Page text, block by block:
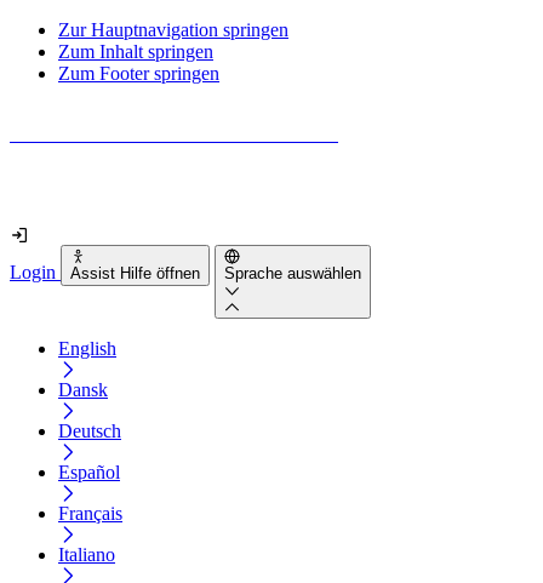
Zur Hauptnavigation springen
Zum Inhalt springen
Zum Footer springen
Login Assist Hilfe öffnen Sprache auswählen
English
Dansk
Deutsch
Español
Français
Italiano